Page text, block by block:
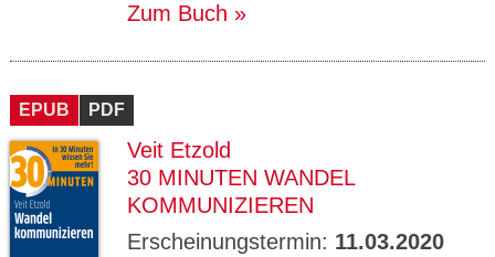
Zum Buch
EPUB PDF
Veit Etzold
30 MINUTEN WANDEL
KOMMUNIZIEREN
Erscheinungstermin: 11.03.2020